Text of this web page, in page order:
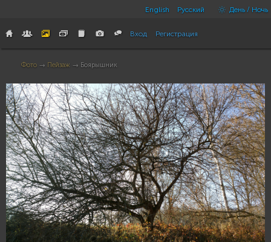
English Русский День / Ночь
Вход Регистрация
Фото → Пейзаж → Боярышник